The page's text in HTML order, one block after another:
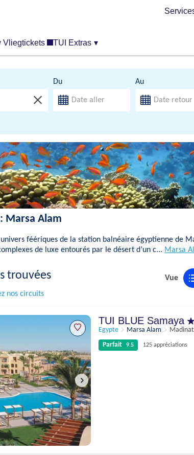
Vliegtickets TUI Extras ▾
Du Au
Marsa Alam
univers féériques de la station balnéaire égyptienne de
de luxe entourés par le désert d’un c... Marsa
trouvées Vue
nos circuits
TUI BLUE Samaya
Egypte Marsa Alam
Parfait
9.5 125 appréciations